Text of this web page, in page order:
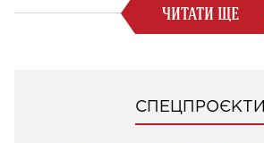
ЧИТАТИ ЩЕ
СПЕЦПРОЄКТИ